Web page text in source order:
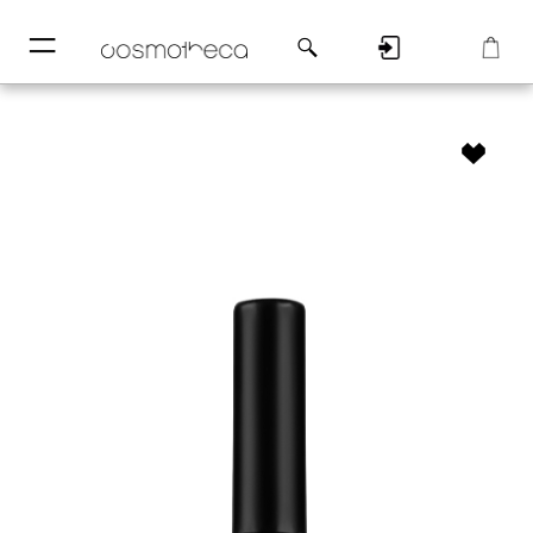
─
─ РегистрацияКорзина